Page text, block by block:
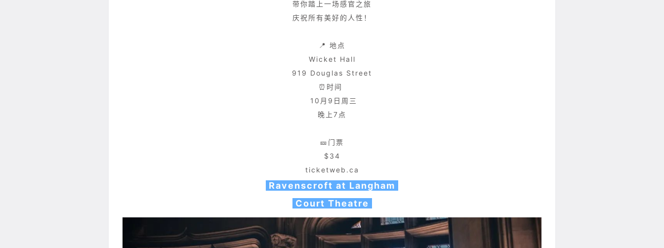
带你踏上一场感官之旅
庆祝所有美好的人性！
📍 地点
Wicket Hall
919 Douglas Street
⏰时间
10月9日周三
晚上7点
🎫门票
$34
ticketweb.ca
Ravenscroft at Langham
Court Theatre